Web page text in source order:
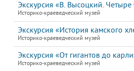
Экскурсия «В. Высоцкий. Четыре
Историко-краеведческий музей
Экскурсия «История камского
Историко-краеведческий музей
Экскурсия «От гигантов до
Историко-краеведческий музей